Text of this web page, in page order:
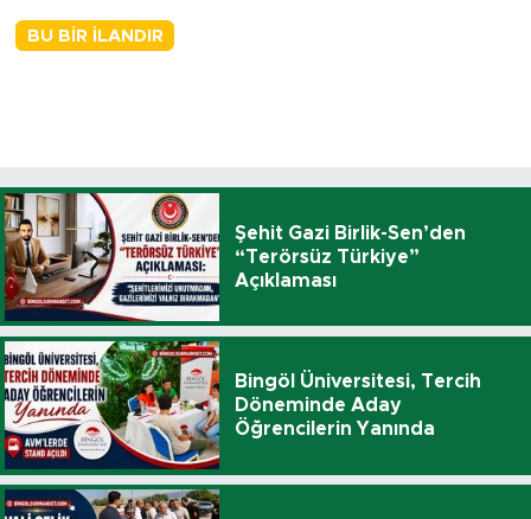
BU BIR İLANDIR
Şehit Gazi Birlik-Sen’den
“Terörsüz Türkiye”
Açıklaması
Bingöl Üniversitesi, Tercih
Döneminde Aday
Öğrencilerin Yanında